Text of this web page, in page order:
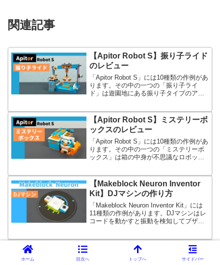
関連記事
【Apitor Robot S】振り子ライド
のレビュー
「Apitor Robot S」には10種類の作例があ
ります。その中の一つの「振り子ライ
ド」は遊園地にある振り子タイプのアト
【Apitor Robot S】ミステリーボ
ックスのレビュー
「Apitor Robot S」には10種類の作例があ
ります。その中の一つの「ミステリーボ
ックス」は箱の中身が不思議なロボット
【Makeblock Neuron Inventor
Kit】DJマシンの作り方
「Makeblock Neuron Inventor Kit」には
11種類の作例があります。DJマシンはレ
コードを動かすと振動を検知してブザー
LEGO POWERED UPアプリを使
うファームウェア更新方法
ホーム 目次へ トップへ サイドバー